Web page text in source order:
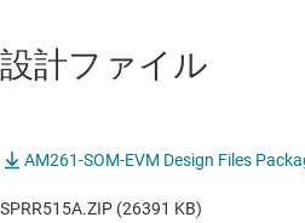
設計ファイル
AM261-SOM-EVM Design Files
SPRR515A.ZIP (26391 KB)